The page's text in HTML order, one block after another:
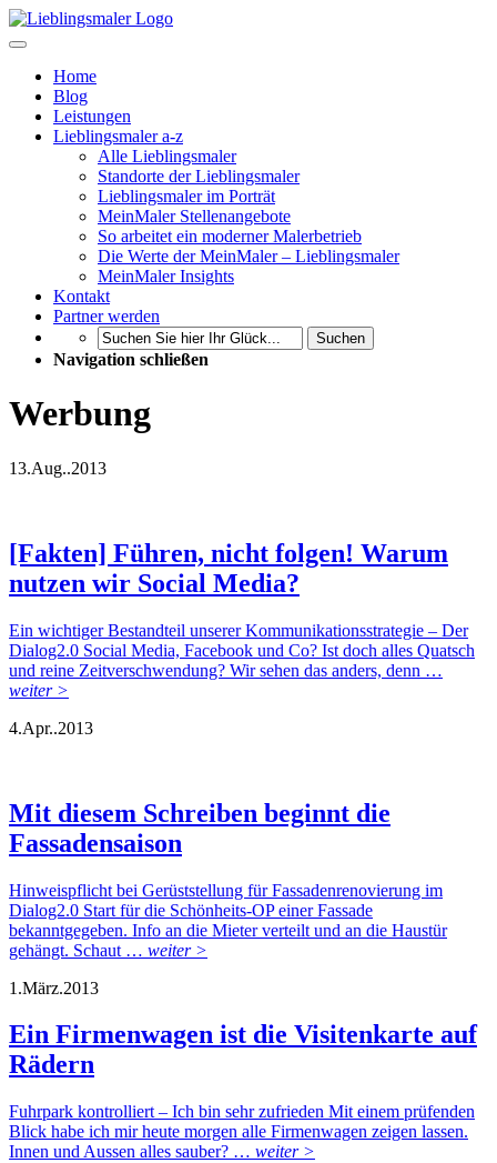
Home
Blog
Leistungen
Lieblingsmaler a-z
Alle Lieblingsmaler
Standorte der Lieblingsmaler
Lieblingsmaler im Porträt
MeinMaler Stellenangebote
So arbeitet ein moderner Malerbetrieb
Die Werte der MeinMaler – Lieblingsmaler
MeinMaler Insights
Kontakt
Partner werden
Suchen
Navigation schließen
Werbung
13.Aug..2013
[Fakten] Führen, nicht folgen! Warum
nutzen wir Social Media?
Ein wichtiger Bestandteil unserer Kommunikationsstrategie – Der
Dialog2.0 Social Media, Facebook und Co? Ist doch alles Quatsch
und reine Zeitverschwendung? Wir sehen das anders, denn …
weiter >
4.Apr..2013
Mit diesem Schreiben beginnt die
Fassadensaison
Hinweispflicht bei Gerüststellung für Fassadenrenovierung im
Dialog2.0 Start für die Schönheits-OP einer Fassade
bekanntgegeben. Info an die Mieter verteilt und an die Haustür
gehängt. Schaut … weiter >
1.März.2013
Ein Firmenwagen ist die Visitenkarte auf
Rädern
Fuhrpark kontrolliert – Ich bin sehr zufrieden Mit einem prüfenden
Blick habe ich mir heute morgen alle Firmenwagen zeigen lassen.
Innen und Aussen alles sauber? … weiter >